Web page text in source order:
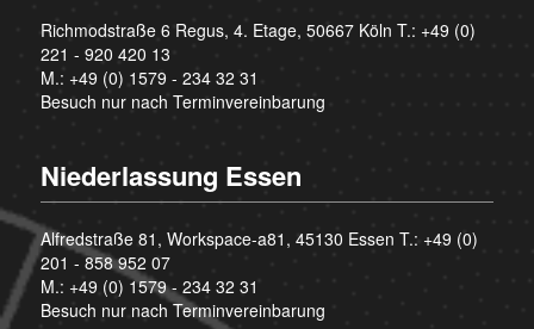
Richmodstraße 6 Regus, 4. Etage, 50667 Köln T.: +49 (0)
221 - 920 420 13
M.: +49 (0) 1579 - 234 32 31
Besuch nur nach Terminvereinbarung
Niederlassung Essen
Alfredstraße 81, Workspace-a81, 45130 Essen T.: +49 (0)
201 - 858 952 07
M.: +49 (0) 1579 - 234 32 31
Besuch nur nach Terminvereinbarung